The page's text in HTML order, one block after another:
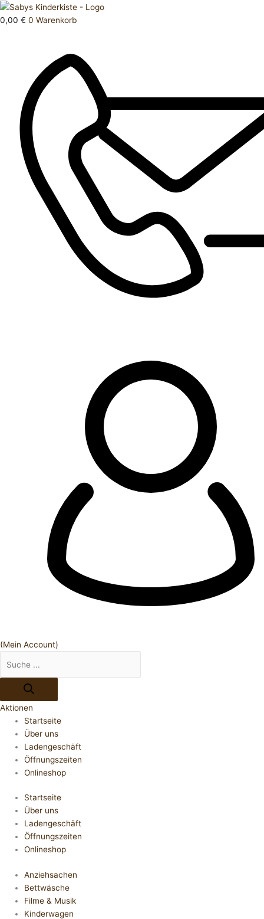
Zum
Inhalt
0,00 € 0 Warenkorb
(Mein Account)
Products
search
Aktionen
Startseite
Über uns
Ladengeschäft
Öffnungszeiten
Onlineshop
Startseite
Über uns
Ladengeschäft
Öffnungszeiten
Onlineshop
Anziehsachen
Bettwäsche
Filme & Musik
Kinderwagen
Hose
lang